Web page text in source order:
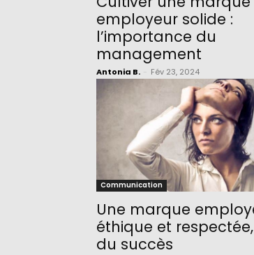
employeur solide :
l’importance du
management
Antonia B. Fév 23, 2024
Communication
Une marque
éthique et
du succès